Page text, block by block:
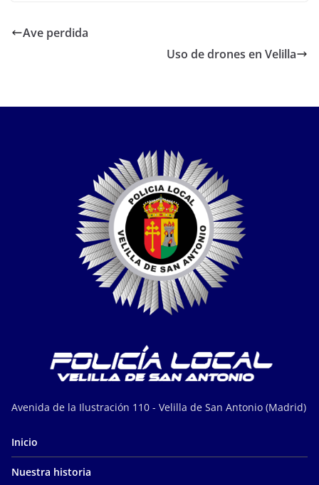
Ave perdida
Uso de drones en Velilla
Avenida de la Ilustración 110 - Velilla de San Antonio (Madrid)
Inicio
Nuestra historia